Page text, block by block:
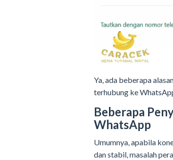
Ya, ada beberapa
terhubung ke
Beberapa
WhatsApp
Umumnya, apabila
dan stabil, masalah